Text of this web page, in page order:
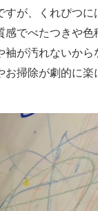
すが、くれぴつに
感でべたつきや色
袖が汚れないから
お掃除が劇的に楽